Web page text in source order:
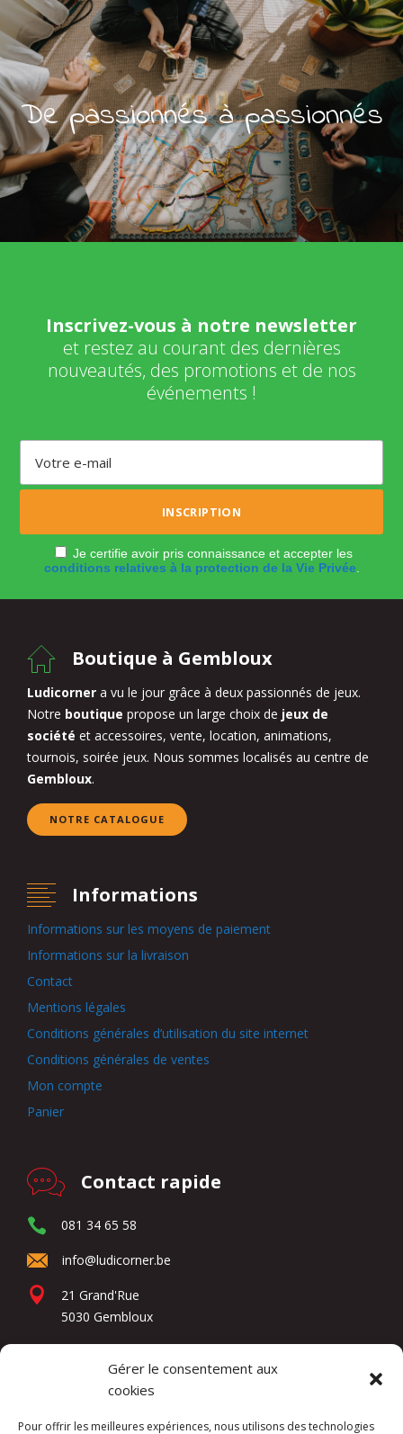
Gérer le consentement aux
cookies
Pour offrir les meilleures expériences, nous utilisons des technologies
De passionnés à passionnés
Inscrivez-vous à notre newsletter
et restez au courant des dernières
nouveautés, des promotions et de nos
événements !
Je certifie avoir pris connaissance et accepter les
conditions relatives à la protection de la Vie Privée.
Boutique à Gembloux
Ludicorner a vu le jour grâce à deux passionnés de jeux.
Notre boutique propose un large choix de jeux de
société et accessoires, vente, location, animations,
tournois, soirée jeux. Nous sommes localisés au centre de
Gembloux.
NOTRE CATALOGUE
Informations
Informations sur les moyens de paiement
Informations sur la livraison
Contact
Mentions légales
Conditions générales d’utilisation du site internet
Conditions générales de ventes
Mon compte
Panier
Contact rapide
081 34 65 58
info@ludicorner.be
21 Grand'Rue
5030 Gembloux
Réseaux sociaux